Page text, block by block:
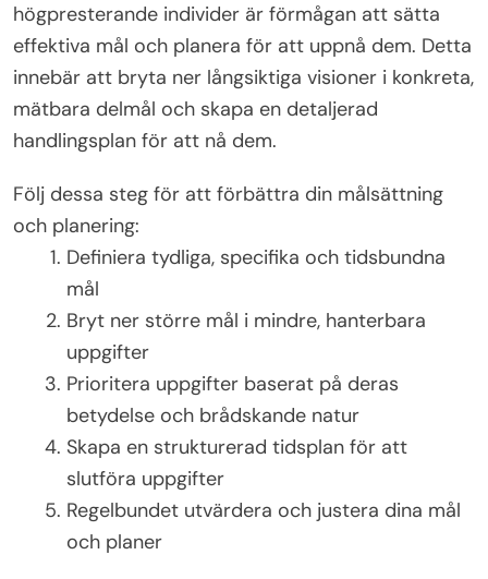
högpresterande individer är förmågan att sätta
effektiva mål och planera för att uppnå dem. Detta
innebär att bryta ner långsiktiga visioner i konkreta,
mätbara delmål och skapa en detaljerad
handlingsplan för att nå dem.
Följ dessa steg för att förbättra din målsättning
och planering:
Definiera tydliga, specifika och tidsbundna
mål
Bryt ner större mål i mindre, hanterbara
uppgifter
Prioritera uppgifter baserat på deras
betydelse och brådskande natur
Skapa en strukturerad tidsplan för att
slutföra uppgifter
Regelbundet utvärdera och justera dina mål
och planer